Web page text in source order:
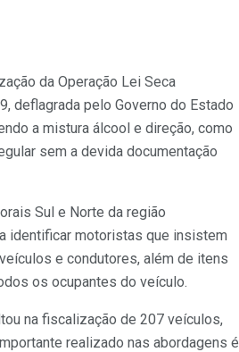
da Operação Lei Seca
deflagrada pelo Governo do Estado
a mistura álcool e direção, como
sem a devida documentação
Sul e Norte da região
identificar motoristas que insistem
e condutores, além de itens
os ocupantes do veículo.
na fiscalização de 207 veículos,
realizado nas abordagens é